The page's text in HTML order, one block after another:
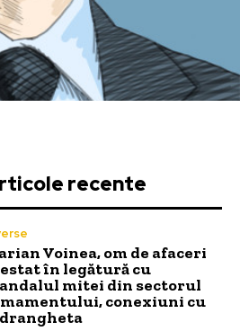
recente
Voinea, om de afaceri
în legătură cu
mitei din sectorul
conexiuni cu